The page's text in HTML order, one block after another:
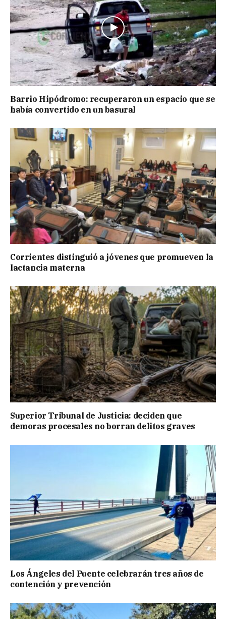
Barrio Hipódromo: recuperaron un espacio que se
había convertido en un basural
Corrientes distinguió a jóvenes que promueven la
lactancia materna
Superior Tribunal de Justicia: deciden que
demoras procesales no borran delitos graves
Los Ángeles del Puente celebrarán tres años de
contención y prevención